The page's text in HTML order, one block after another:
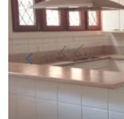
acesso apenas
muito utilizada
lazer das crianças.